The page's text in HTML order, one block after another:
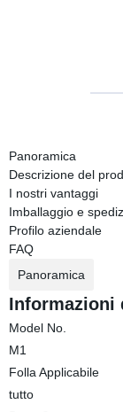
Panoramica
Descrizione del
I nostri vantaggi
Imballaggio e
Profilo aziendale
FAQ
Panoramica
Informazioni
Model No.
M1
Folla Applicabile
tutto